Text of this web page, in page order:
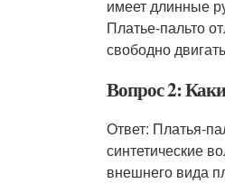
имеет длинные
Платье-пальто
свободно
Вопрос 2:
Ответ: Платья-
синтетические
внешнего вида